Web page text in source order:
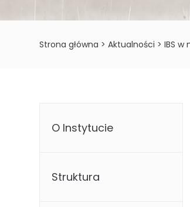
Strona główna >Aktualności >IBS w
O Instytucie
Struktura